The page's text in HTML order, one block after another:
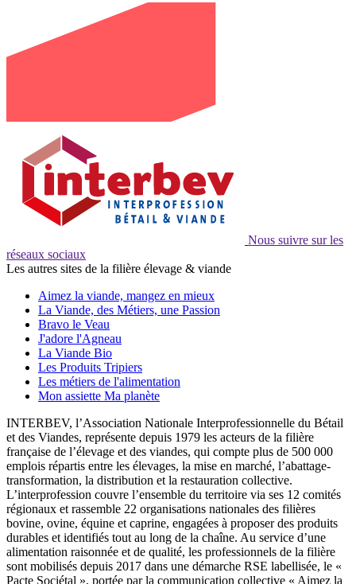
Nous suivre sur les
réseaux sociaux
Les autres sites de la filière élevage & viande
Aimez la viande, mangez en mieux
La Viande, des Métiers, une Passion
Bravo le Veau
J'adore l'Agneau
La Viande Bio
Les Produits Tripiers
Les métiers de l'alimentation
Mon assiette Ma planète
INTERBEV, l’Association Nationale Interprofessionnelle du Bétail
et des Viandes, représente depuis 1979 les acteurs de la filière
française de l’élevage et des viandes, qui compte plus de 500 000
emplois répartis entre les élevages, la mise en marché, l’abattage-
transformation, la distribution et la restauration collective.
L’interprofession couvre l’ensemble du territoire via ses 12 comités
régionaux et rassemble 22 organisations nationales des filières
bovine, ovine, équine et caprine, engagées à proposer des produits
durables et identifiés tout au long de la chaîne. Au service d’une
alimentation raisonnée et de qualité, les professionnels de la filière
sont mobilisés depuis 2017 dans une démarche RSE labellisée, le «
Pacte Sociétal », portée par la communication collective « Aimez la